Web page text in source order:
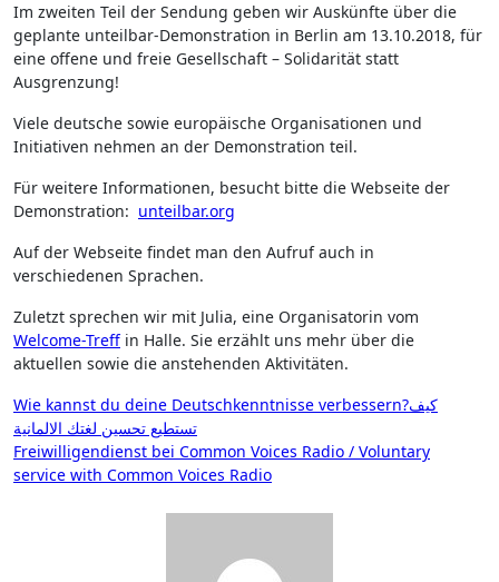
Im zweiten Teil der Sendung geben wir Auskünfte über die
geplante unteilbar-Demonstration in Berlin am 13.10.2018, für
eine offene und freie Gesellschaft – Solidarität statt
Ausgrenzung!
Viele deutsche sowie europäische Organisationen und
Initiativen nehmen an der Demonstration teil.
Für weitere Informationen, besucht bitte die Webseite der
Demonstration: unteilbar.org
Auf der Webseite findet man den Aufruf auch in
verschiedenen Sprachen.
Zuletzt sprechen wir mit Julia, eine Organisatorin vom
Welcome-Treff in Halle. Sie erzählt uns mehr über die
aktuellen sowie die anstehenden Aktivitäten.
Beitragsnavigation
Wie kannst du deine Deutschkenntnisse verbessern?كيف
تستطيع تحسين لغتك الالمانية
Freiwilligendienst bei Common Voices Radio / Voluntary
service with Common Voices Radio